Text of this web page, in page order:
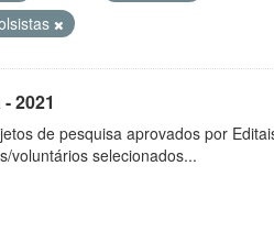
2021
de pesquisa aprovados por
voluntários selecionados...